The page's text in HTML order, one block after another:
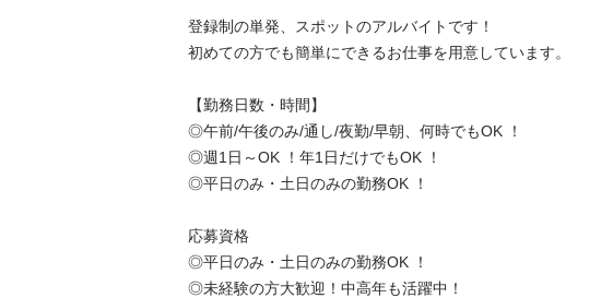
登録制の単発、スポットのアルバイトです！
初めての方でも簡単にできるお仕事を用意しています。
【勤務日数・時間】
◎午前/午後のみ/通し/夜勤/早朝、何時でもOK ！
◎週1日～OK ！年1日だけでもOK ！
◎平日のみ・土日のみの勤務OK ！
応募資格
◎平日のみ・土日のみの勤務OK ！
◎未経験の方大歓迎！中高年も活躍中！